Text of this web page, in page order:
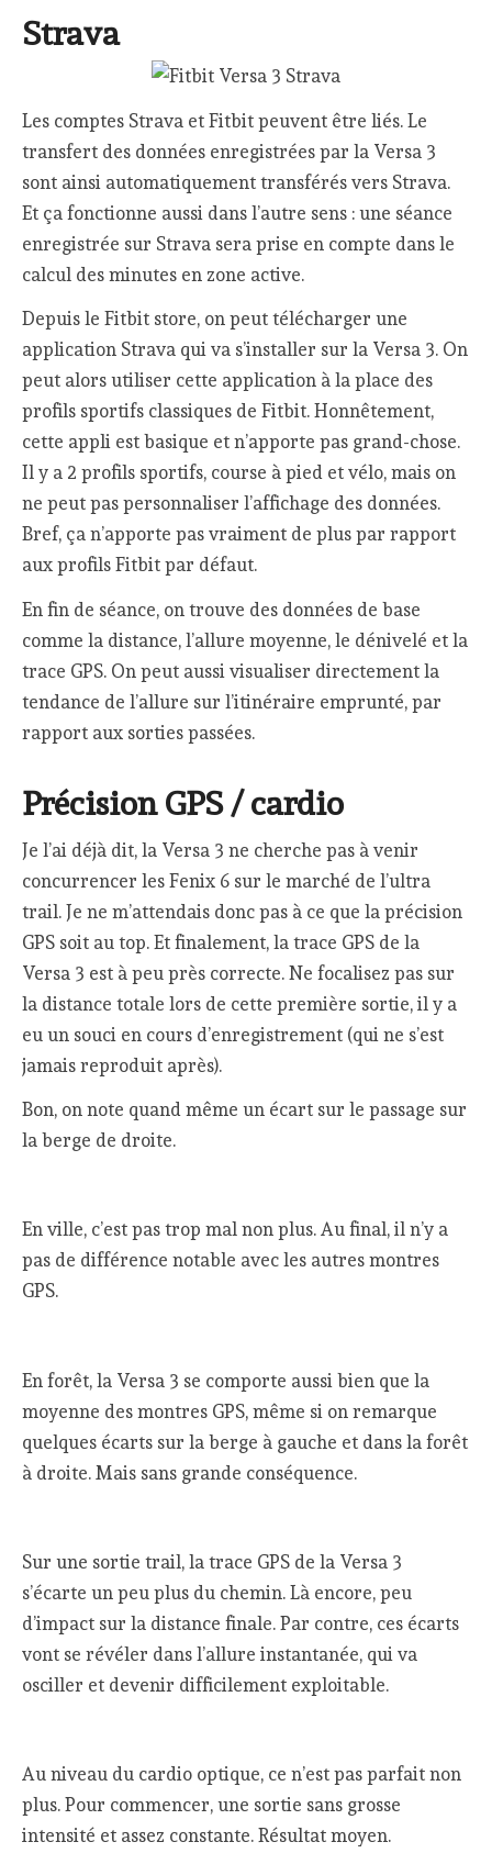
Strava
Les comptes Strava et Fitbit peuvent être liés. Le
transfert des données enregistrées par la Versa 3
sont ainsi automatiquement transférés vers Strava.
Et ça fonctionne aussi dans l’autre sens : une séance
enregistrée sur Strava sera prise en compte dans le
calcul des minutes en zone active.
Depuis le Fitbit store, on peut télécharger une
application Strava qui va s’installer sur la Versa 3. On
peut alors utiliser cette application à la place des
profils sportifs classiques de Fitbit. Honnêtement,
cette appli est basique et n’apporte pas grand-chose.
Il y a 2 profils sportifs, course à pied et vélo, mais on
ne peut pas personnaliser l’affichage des données.
Bref, ça n’apporte pas vraiment de plus par rapport
aux profils Fitbit par défaut.
En fin de séance, on trouve des données de base
comme la distance, l’allure moyenne, le dénivelé et la
trace GPS. On peut aussi visualiser directement la
tendance de l’allure sur l’itinéraire emprunté, par
rapport aux sorties passées.
Précision GPS / cardio
Je l’ai déjà dit, la Versa 3 ne cherche pas à venir
concurrencer les Fenix 6 sur le marché de l’ultra
trail. Je ne m’attendais donc pas à ce que la précision
GPS soit au top. Et finalement, la trace GPS de la
Versa 3 est à peu près correcte. Ne focalisez pas sur
la distance totale lors de cette première sortie, il y a
eu un souci en cours d’enregistrement (qui ne s’est
jamais reproduit après).
Bon, on note quand même un écart sur le passage sur
la berge de droite.
En ville, c’est pas trop mal non plus. Au final, il n’y a
pas de différence notable avec les autres montres
GPS.
En forêt, la Versa 3 se comporte aussi bien que la
moyenne des montres GPS, même si on remarque
quelques écarts sur la berge à gauche et dans la forêt
à droite. Mais sans grande conséquence.
Sur une sortie trail, la trace GPS de la Versa 3
s’écarte un peu plus du chemin. Là encore, peu
d’impact sur la distance finale. Par contre, ces écarts
vont se révéler dans l’allure instantanée, qui va
osciller et devenir difficilement exploitable.
Au niveau du cardio optique, ce n’est pas parfait non
plus. Pour commencer, une sortie sans grosse
intensité et assez constante. Résultat moyen.